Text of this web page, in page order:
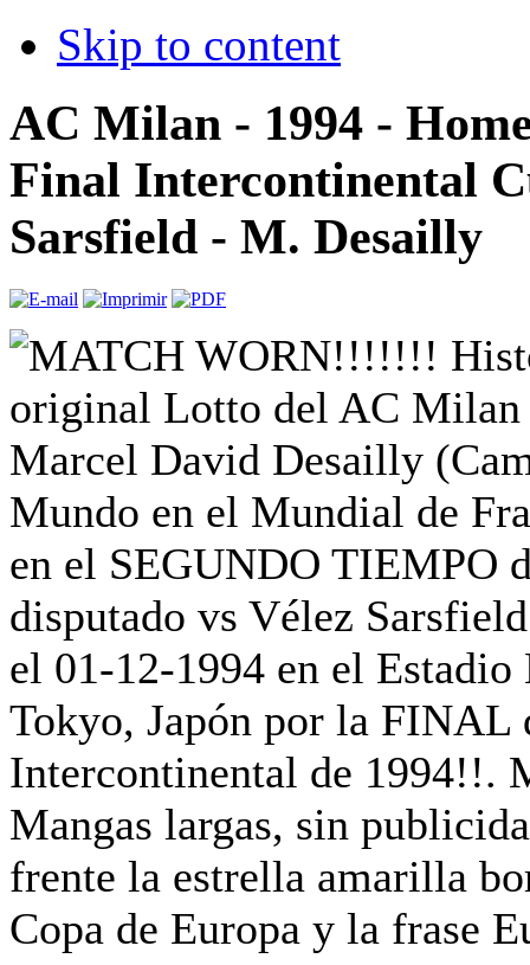
Skip to content
AC Milan - 1994 -
Final Intercontinental
Sarsfield - M. Desailly